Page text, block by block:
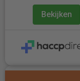
Bekijken